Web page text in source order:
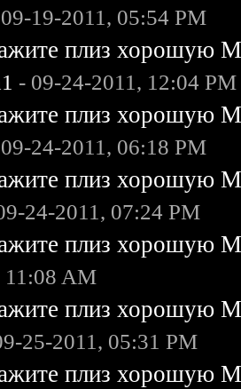
19-2011, 05:54 PM
плиз хорошую
- 09-24-2011, 12:04 PM
плиз хорошую
24-2011, 06:18 PM
плиз хорошую
24-2011, 07:24 PM
плиз хорошую
11:08 AM
плиз хорошую
25-2011, 05:31 PM
плиз хорошую